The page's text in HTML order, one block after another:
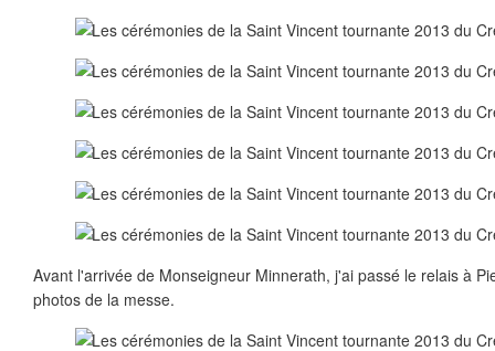
Avant l'arrivée de Monseigneur Minnerath, j'ai passé le relais à
photos de la messe.